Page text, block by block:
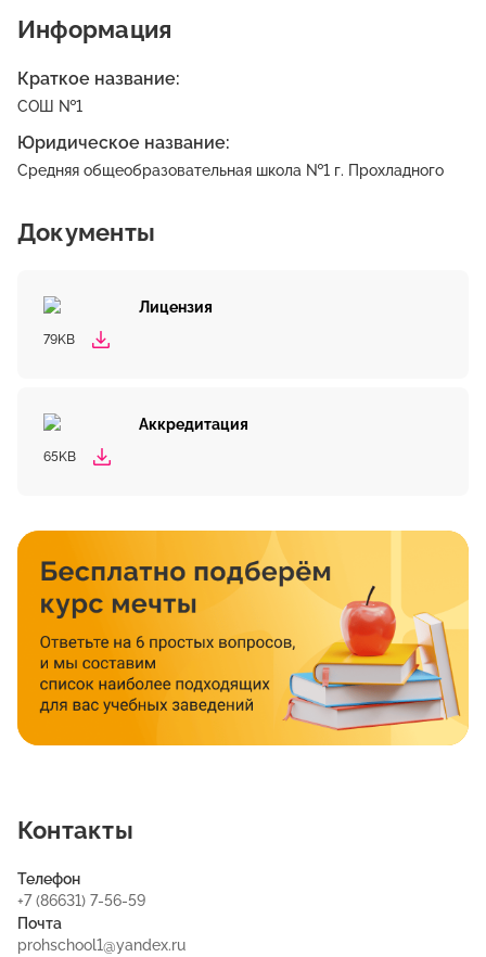
Информация
Краткое название:
СОШ №1
Юридическое название:
Средняя общеобразовательная школа №1 г. Прохладного
Документы
Лицензия
79KB
Аккредитация
65KB
Контакты
Телефон
+7 (86631) 7-56-59
Почта
prohschool1@yandex.ru